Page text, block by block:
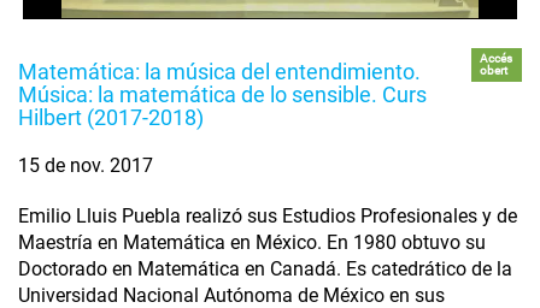
Matemática: la música del entendimiento.
Música: la matemática de lo sensible. Curs
Hilbert (2017-2018)
Accés
obert
15 de nov. 2017
Emilio Lluis Puebla realizó sus Estudios Profesionales y de
Maestría en Matemática en México. En 1980 obtuvo su
Doctorado en Matemática en Canadá. Es catedrático de la
Universidad Nacional Autónoma de México en sus